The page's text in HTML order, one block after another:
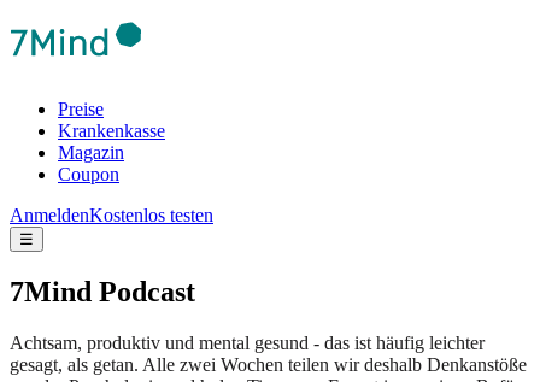
Preise
Krankenkasse
Magazin
Coupon
AnmeldenKostenlos testen
☰
7Mind Podcast
Achtsam, produktiv und mental gesund - das ist häufig leichter
gesagt, als getan. Alle zwei Wochen teilen wir deshalb Denkanstöße